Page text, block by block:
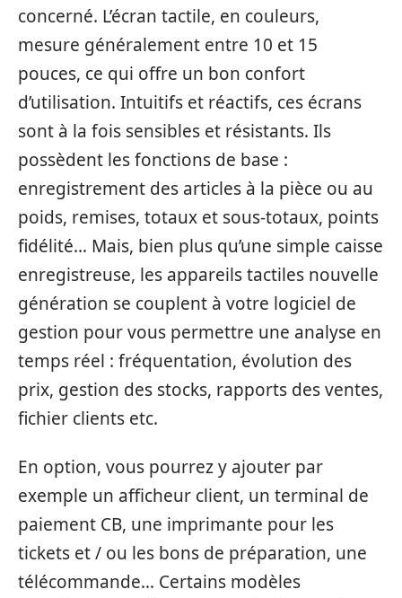
concerné. L’écran tactile, en couleurs,
mesure généralement entre 10 et 15
pouces, ce qui offre un bon confort
d’utilisation. Intuitifs et réactifs, ces écrans
sont à la fois sensibles et résistants. Ils
possèdent les fonctions de base :
enregistrement des articles à la pièce ou au
poids, remises, totaux et sous-totaux, points
fidélité… Mais, bien plus qu’une simple caisse
enregistreuse, les appareils tactiles nouvelle
génération se couplent à votre logiciel de
gestion pour vous permettre une analyse en
temps réel : fréquentation, évolution des
prix, gestion des stocks, rapports des ventes,
fichier clients etc.
En option, vous pourrez y ajouter par
exemple un afficheur client, un terminal de
paiement CB, une imprimante pour les
tickets et / ou les bons de préparation, une
télécommande… Certains modèles